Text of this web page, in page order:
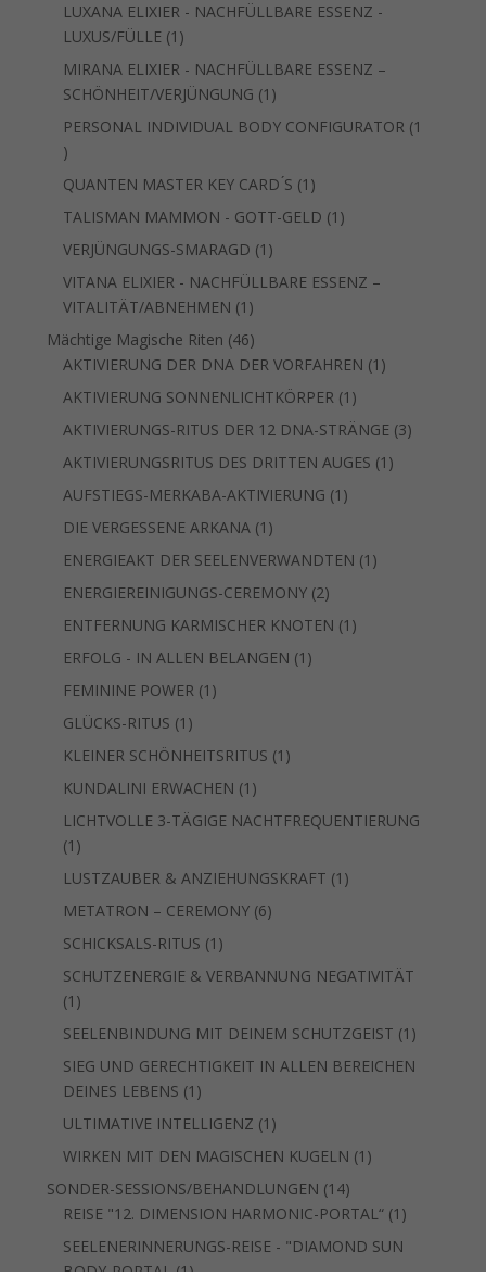
LUXANA ELIXIER - NACHFÜLLBARE ESSENZ -
LUXUS/FÜLLE 1 1
Produkt
MIRANA ELIXIER - NACHFÜLLBARE ESSENZ –
SCHÖNHEIT/VERJÜNGUNG 1 1
Produkt
PERSONAL INDIVIDUAL BODY CONFIGURATOR 1
1
Produkt
QUANTEN MASTER KEY CARD ́S 1 1
Produkt
TALISMAN MAMMON - GOTT-GELD 1 1
VERJÜNGUNGS-SMARAGD 1 1
Produkt
VITANA ELIXIER - NACHFÜLLBARE ESSENZ –
VITALITÄT/ABNEHMEN 1 1
Produkt
Mächtige Magische Riten 4646
Produkte
AKTIVIERUNG DER DNA DER VORFAHREN 1 1
AKTIVIERUNG SONNENLICHTKÖRPER 1 1
Produkt
AKTIVIERUNGS-RITUS DER 12 DNA-STRÄNGE 33
AKTIVIERUNGSRITUS DES DRITTEN AUGES 1 1
AUFSTIEGS-MERKABA-AKTIVIERUNG 1 1
DIE VERGESSENE ARKANA 1 1
Produkt
ENERGIEAKT DER SEELENVERWANDTEN 1 1
ENERGIEREINIGUNGS-CEREMONY 22
Produkte
ENTFERNUNG KARMISCHER KNOTEN 1 1
ERFOLG - IN ALLEN BELANGEN 1 1
FEMININE POWER 1 1
GLÜCKS-RITUS 1 1
Produkt
KLEINER SCHÖNHEITSRITUS 1 1
KUNDALINI ERWACHEN 1 1
Produkt
LICHTVOLLE 3-TÄGIGE NACHTFREQUENTIERUNG
1 1
Produkt
LUSTZAUBER & ANZIEHUNGSKRAFT 1 1
METATRON – CEREMONY 66
SCHICKSALS-RITUS 1 1
Produkt
SCHUTZENERGIE & VERBANNUNG NEGATIVITÄT
1 1
Produkt
SEELENBINDUNG MIT DEINEM SCHUTZGEIST 1 1
Produkt
SIEG UND GERECHTIGKEIT IN ALLEN BEREICHEN
DEINES LEBENS 1 1
Produkt
ULTIMATIVE INTELLIGENZ 1 1
Produkt
WIRKEN MIT DEN MAGISCHEN KUGELN 1 1
SONDER-SESSIONS/BEHANDLUNGEN 1414
Produkte
REISE "12. DIMENSION HARMONIC-PORTAL“ 1 1
Produkt
SEELENERINNERUNGS-REISE - "DIAMOND SUN
BODY-PORTAL 11